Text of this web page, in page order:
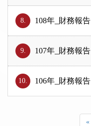
8. 108年_財務報告
9. 107年_財務報告
10. 106年_財務報告
«